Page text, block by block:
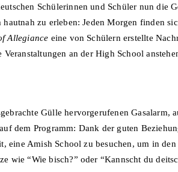
Schülerinnen und Schüler nun die
zu erleben: Jeden Morgen finden
Allegiance eine von Schülern erstellte
an der High School
Gülle hervorgerufenen Gasalarm,
dem Programm: Dank der guten
eine Amish School zu besuchen, um in
wie “Wie bisch?” oder “Kannscht du